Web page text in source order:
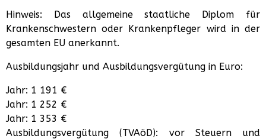
Hinweis: Das allgemeine staatliche Diplom für
Krankenschwestern oder Krankenpfleger wird in der
gesamten EU anerkannt.
Ausbildungsjahr und Ausbildungsvergütung in Euro:
Jahr: 1 191 €
Jahr: 1 252 €
Jahr: 1 353 €
Ausbildungsvergütung (TVAöD): vor Steuern und